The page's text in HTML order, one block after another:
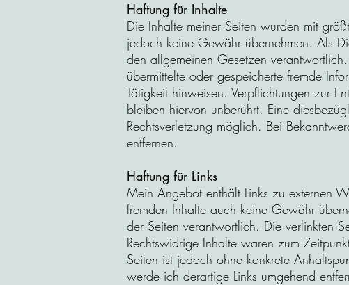
Haftung für Inhalte
Die Inhalte meiner Seiten wurden mit
jedoch keine Gewähr übernehmen. Als
den allgemeinen Gesetzen
übermittelte oder gespeicherte fremde
Tätigkeit hinweisen. Verpflichtungen zur
bleiben hiervon unberührt. Eine
Rechtsverletzung möglich. Bei
entfernen.
Haftung für Links
Mein Angebot enthält Links zu externen
fremden Inhalte auch keine Gewähr
der Seiten verantwortlich. Die verlinkten
Rechtswidrige Inhalte waren zum
Seiten ist jedoch ohne konkrete
werde ich derartige Links umgehend